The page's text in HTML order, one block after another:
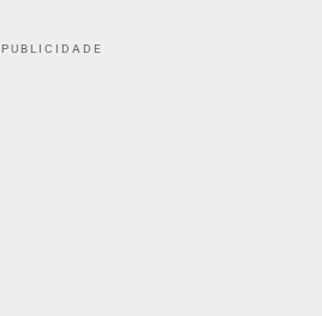
PUBLICIDADE